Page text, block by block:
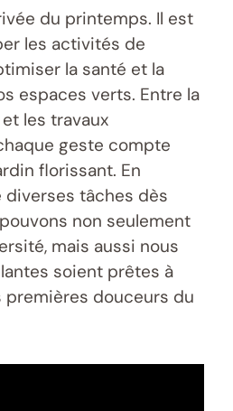
du printemps. Il est
les activités de
la santé et la
espaces verts. Entre la
les travaux
geste compte
florissant. En
tâches dès
non seulement
mais aussi nous
soient prêtes à
premières douceurs du